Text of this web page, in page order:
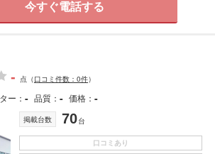
今すぐ電話する
- 点 （口コミ件数：0件）
ー - 品質 - 価格 -
掲載台数 70台
口コミあり